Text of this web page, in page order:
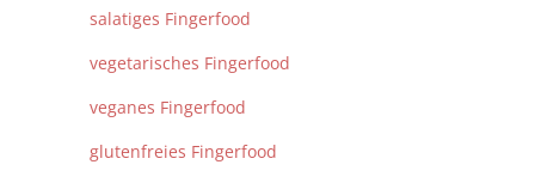
salatiges Fingerfood
vegetarisches Fingerfood
veganes Fingerfood
glutenfreies Fingerfood